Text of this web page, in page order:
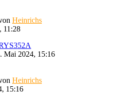
Heinrichs
11:28
Mai 2024, 15:16
Heinrichs
15:16